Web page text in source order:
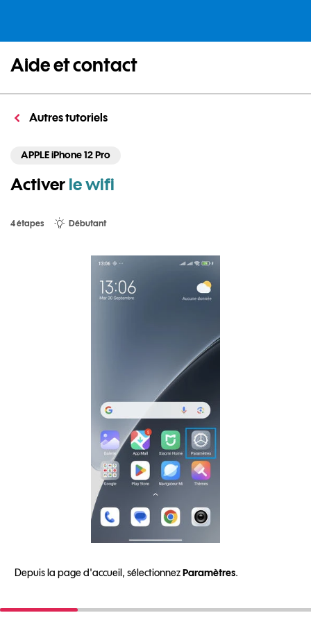
Aide et contact
Autres tutoriels
APPLE iPhone 12 Pro
Activer le wifi
4 étapes Débutant
Depuis la page d'accueil, sélectionnezParamètres.